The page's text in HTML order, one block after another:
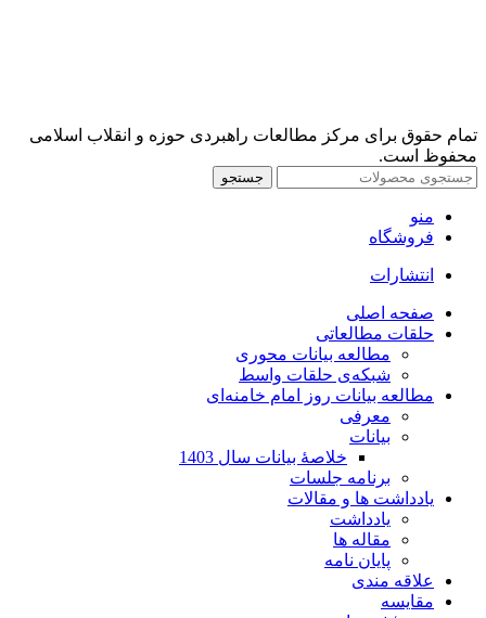
تمام حقوق برای مرکز مطالعات راهبردی حوزه و انقلاب اسلامی
محفوظ است.
جستجو
منو
فروشگاه
انتشارات
صفحه اصلی
حلقات مطالعاتی
مطالعه بیانات محوری
شبکه‌ی حلقات واسط
مطالعه بیانات روز امام خامنه‌ای
معرفی
بیانات
خلاصۀ بیانات سال 1403
برنامه جلسات
یادداشت ها و مقالات
یادداشت
مقاله ها
پایان نامه
علاقه مندی
مقایسه